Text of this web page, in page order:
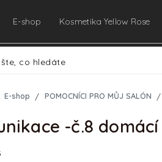
E-shop Kosmetika Yellow Rose
E-shop POMOCNÍCI PRO MŮJ SALÓN
-č.8 domácí